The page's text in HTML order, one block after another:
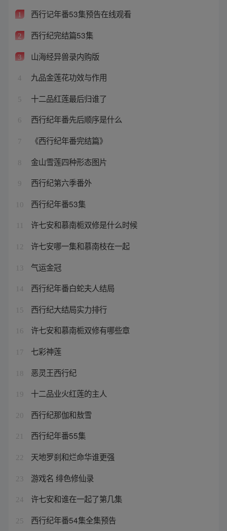
1 西行记年番53集预告在线观看
2 西行纪完结篇53集
3 山海经异兽录内购版
4 九品金莲花功效与作用
5 十二品红莲最后归谁了
6 西行纪年番先后顺序是什么
7 《西行纪年番完结篇》
8 金山雪莲四种形态图片
9 西行纪第六季番外
10 西行纪年番53集
许七安和慕南栀双修是什么时候
12 许七安哪一集和慕南枝在一起
13 气运金冠
14 西行纪年番白蛇夫人结局
15 西行纪大结局实力排行
16 许七安和慕南栀双修有哪些章
17 七彩神莲
18 恶灵王西行纪
19 十二品业火红莲的主人
20 西行纪那伽和敖雪
21 西行纪年番55集
22 天地罗刹和烂命华谁更强
23 游戏名 绯色修仙录
24 许七安和谁在一起了第几集
25 西行纪年番54集全集预告